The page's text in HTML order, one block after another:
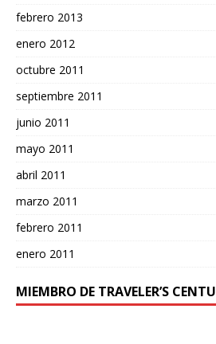
febrero 2013
enero 2012
octubre 2011
septiembre 2011
junio 2011
mayo 2011
abril 2011
marzo 2011
febrero 2011
enero 2011
MIEMBRO DE TRAVELER’S